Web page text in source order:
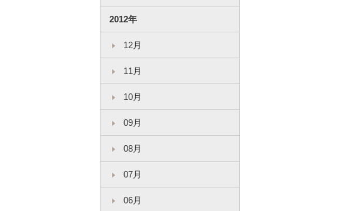
2012年
12月
11月
10月
09月
08月
07月
06月